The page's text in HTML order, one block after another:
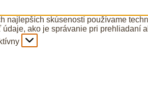
najlepších skúseností používame
údaje, ako je správanie pri prehliadaní